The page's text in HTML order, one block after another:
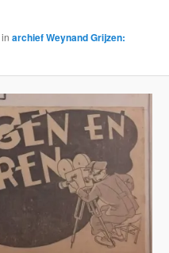
inarchief Weynand Grijzen: